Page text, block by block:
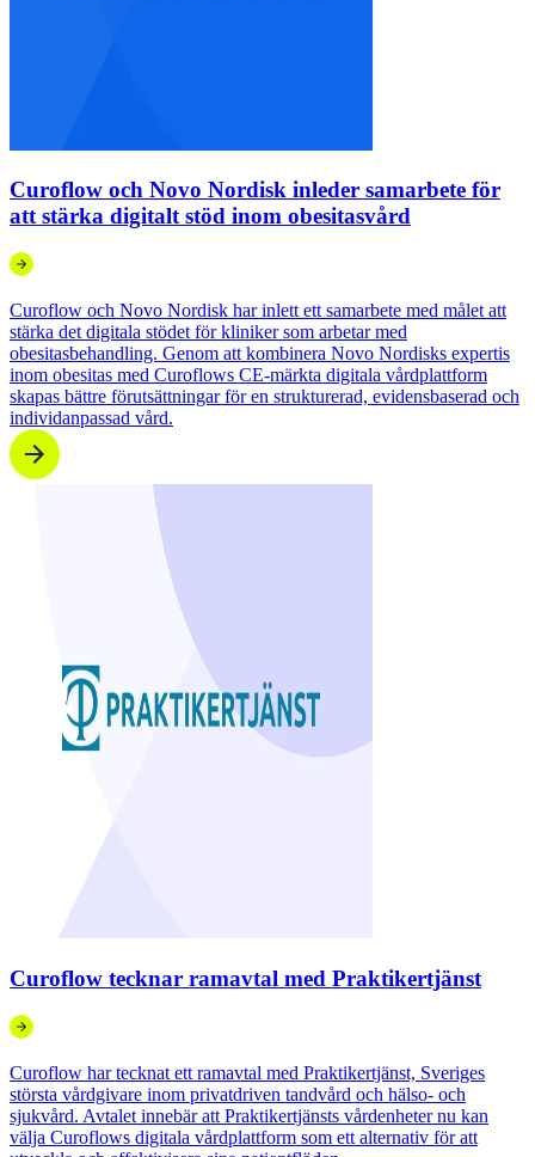
Curoflow och Novo Nordisk inleder samarbete för
att stärka digitalt stöd inom obesitasvård
Curoflow och Novo Nordisk har inlett ett samarbete med målet att
stärka det digitala stödet för kliniker som arbetar med
obesitasbehandling. Genom att kombinera Novo Nordisks expertis
inom obesitas med Curoflows CE‑märkta digitala vårdplattform
skapas bättre förutsättningar för en strukturerad, evidensbaserad och
individanpassad vård.
Curoflow tecknar ramavtal med Praktikertjänst
Curoflow har tecknat ett ramavtal med Praktikertjänst, Sveriges
största vårdgivare inom privatdriven tandvård och hälso- och
sjukvård. Avtalet innebär att Praktikertjänsts vårdenheter nu kan
välja Curoflows digitala vårdplattform som ett alternativ för att